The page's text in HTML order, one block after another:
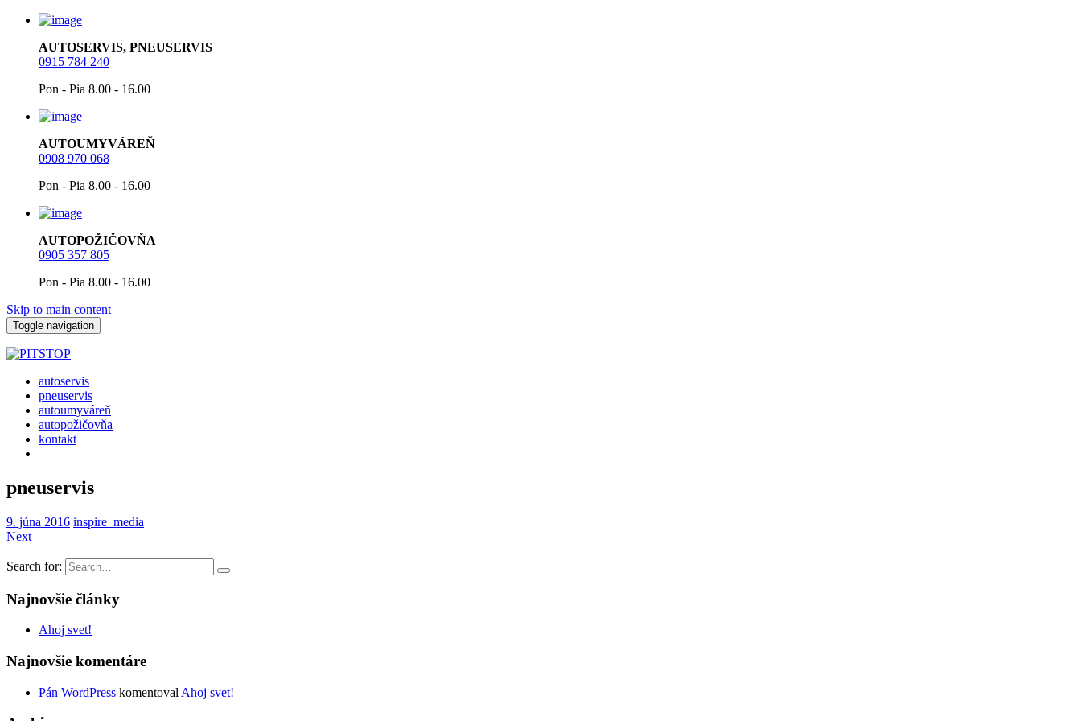
AUTOSERVIS, PNEUSERVIS
0915 784 240
Pon - Pia 8.00 - 16.00
AUTOUMYVÁREŇ
0908 970 068
Pon - Pia 8.00 - 16.00
AUTOPOŽIČOVŇA
0905 357 805
Pon - Pia 8.00 - 16.00
Skip to main content
Toggle navigation
autoservis
pneuservis
autoumyváreň
autopožičovňa
kontakt
pneuservis
9. júna 2016 inspire_media
Next
Search for:
Najnovšie články
Ahoj svet!
Najnovšie komentáre
Pán WordPress komentoval Ahoj svet!